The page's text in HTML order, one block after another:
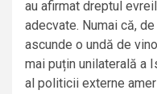
au afirmat dreptul
adecvate. Numai că,
ascunde o undă de
mai puțin unilaterală a
al politicii externe